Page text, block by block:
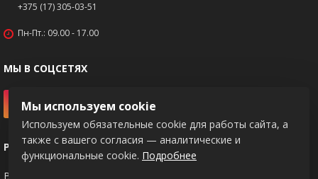
+375 (17) 305-03-51
Пн-Пт.: 09.00 - 17.00
МЫ В СОЦСЕТЯХ
РЕКВИЗИТЫ
BY83PJCB30120217671020000933
Мы используем cookie
Используем обязательные cookie для работы сайта, а
также с вашего согласия — аналитические и
функциональные cookie. Подробнее